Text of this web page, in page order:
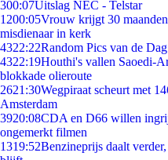
300:07Uitslag NEC - Telstar
1200:05Vrouw krijgt 30
misdienaar in kerk
4322:22Random Pics van de
4322:19Houthi's vallen Saoedi-
blokkade olieroute
2621:30Wegpiraat scheurt met
Amsterdam
3920:08CDA en D66 willen
ongemerkt filmen
1319:52Benzineprijs daalt